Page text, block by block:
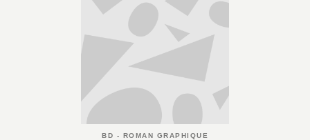
BD - ROMAN GRAPHIQUE